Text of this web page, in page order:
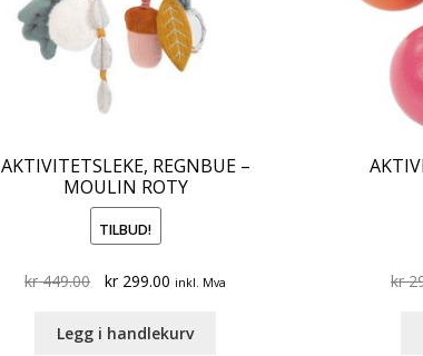
AKTIVITETSLEKE, REGNBUE –
MOULIN ROTY
TILBUD!
kr449.00
Original
was:
kr299.00Current
is:
inkl. Mva
Legg i handlekurv
kr